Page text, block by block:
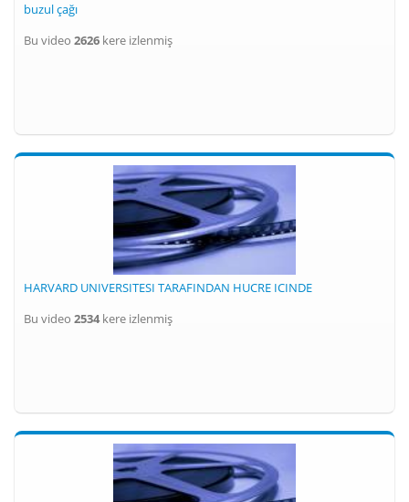
buzul çağı
Bu video 2626 kere izlenmiş
HARVARD UNIVERSITESI TARAFINDAN HUCRE ICINDE
Bu video 2534kere izlenmiş